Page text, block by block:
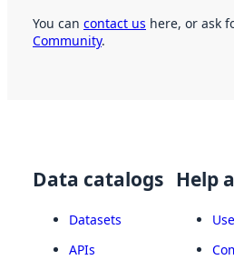
You can contact us here, or ask
Community.
Data catalogs
Datasets
APIs
Help